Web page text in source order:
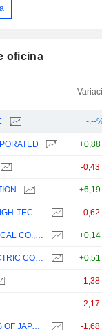
oficina
-.--
+0,88
-0,43
+6,19
HUBEI HUAQIANG HIGH-TECH CO., LTD. -0,62
NIPPON DRY-CHEMICAL CO., LTD. +0,14
NEW COSMOS ELECTRIC CO.,LTD. +0,51
-1,38
-2,17
FENWAL CONTROLS OF JAPAN, LTD. -1,68